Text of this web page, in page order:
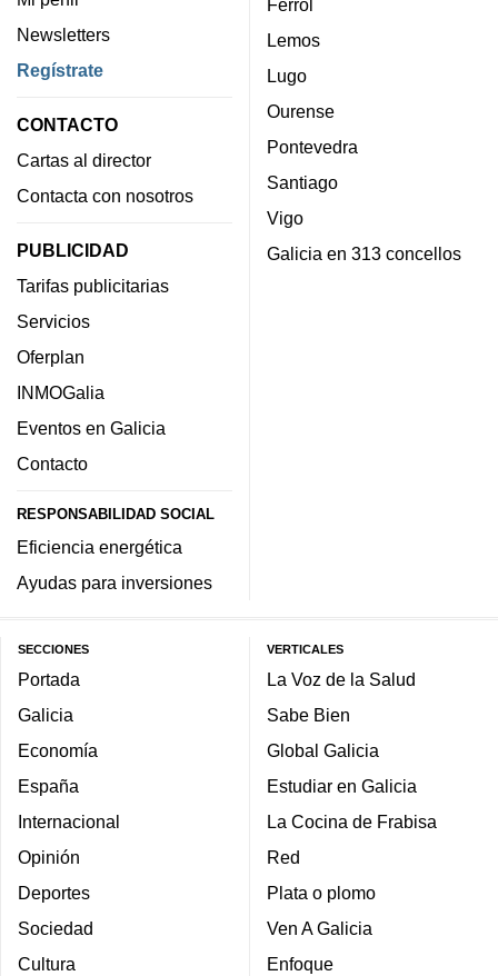
Newsletters
Regístrate
CONTACTO
Cartas al director
Contacta con nosotros
PUBLICIDAD
Tarifas publicitarias
Servicios
Oferplan
INMOGalia
Eventos en Galicia
Contacto
RESPONSABILIDAD SOCIAL
Eficiencia energética
Ayudas para inversiones
Ferrol
Lemos
Lugo
Ourense
Pontevedra
Santiago
Vigo
Galicia en 313 concellos
SECCIONES
Portada
Galicia
Economía
España
Internacional
Opinión
Deportes
Sociedad
Cultura
VERTICALES
La Voz de la Salud
Sabe Bien
Global Galicia
Estudiar en Galicia
La Cocina de Frabisa
Red
Plata o plomo
Ven A Galicia
Enfoque